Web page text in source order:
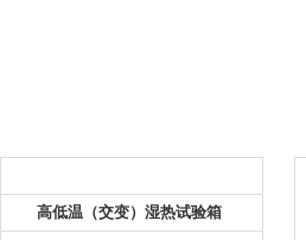
高低温（交变）湿热试验箱